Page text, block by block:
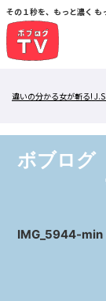
その１秒を、もっと濃く も
違いの分かる女が斬る!
ボブログ
IMG_5944-min